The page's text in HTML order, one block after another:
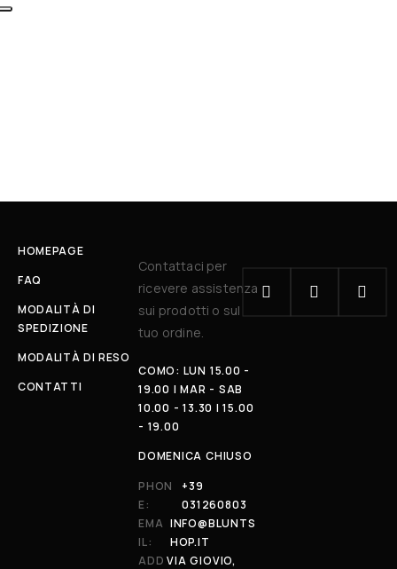
HOMEPAGE
FAQ
MODALITÀ DI
SPEDIZIONE
MODALITÀ DI RESO
CONTATTI
Contattaci per
ricevere assistenza
sui prodotti o sul
tuo ordine.
COMO: LUN 15.00 -
19.00 | MAR - SAB
10.00 - 13.30 | 15.00
- 19.00
DOMENICA CHIUSO
PHON
E:
+39
031260803
EMA
IL:
INFO@BLUNTS
HOP.IT
ADD VIA GIOVIO,